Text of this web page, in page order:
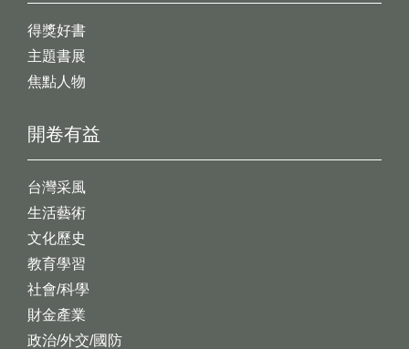
開卷有益
台灣采風
生活藝術
文化歷史
教育學習
社會/科學
財金產業
政治/外交/國防
得獎好書
主題書展
焦點人物